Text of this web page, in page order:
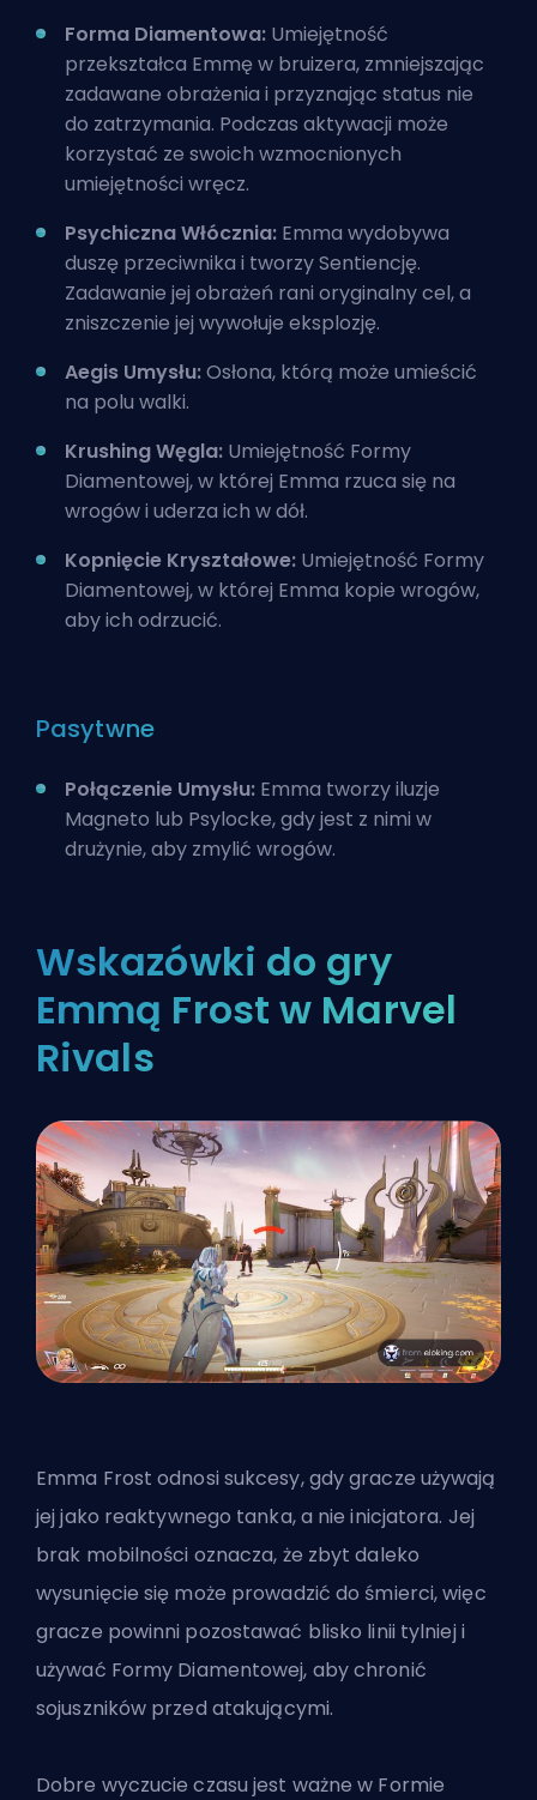
Forma Diamentowa: Umiejętność
przekształca Emmę w bruizera, zmniejszając
zadawane obrażenia i przyznając status nie
do zatrzymania. Podczas aktywacji może
korzystać ze swoich wzmocnionych
umiejętności wręcz.
Psychiczna Włócznia: Emma wydobywa
duszę przeciwnika i tworzy Sentiencję.
Zadawanie jej obrażeń rani oryginalny cel, a
zniszczenie jej wywołuje eksplozję.
Aegis Umysłu:Osłona, którą może umieścić
na polu walki.
Krushing Węgla: Umiejętność Formy
Diamentowej, w której Emma rzuca się na
wrogów i uderza ich w dół.
Kopnięcie Kryształowe: Umiejętność Formy
Diamentowej, w której Emma kopie wrogów,
aby ich odrzucić.
Pasytwne
Połączenie Umysłu: Emma tworzy iluzje
Magneto lub Psylocke, gdy jest z nimi w
drużynie, aby zmylić wrogów.
Wskazówki do gry
Emmą Frost w Marvel
Rivals
Emma Frost odnosi sukcesy, gdy gracze używają
jej jako reaktywnego tanka, a nie inicjatora. Jej
brak mobilności oznacza, że zbyt daleko
wysunięcie się może prowadzić do śmierci, więc
gracze powinni pozostawać blisko linii tylniej i
używać Formy Diamentowej, aby chronić
sojuszników przed atakującymi.
Dobre wyczucie czasu jest ważne w Formie